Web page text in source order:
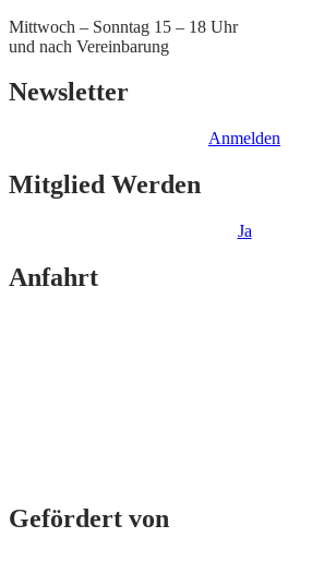
Mittwoch – Sonntag 15 – 18 Uhr
und nach Vereinbarung
Newsletter
Anmelden
Mitglied Werden
Ja
Anfahrt
Gefördert von